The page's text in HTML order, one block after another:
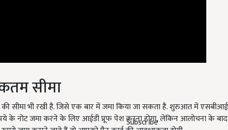
Subscribe
सीमा
भी रखी है. जिसे एक बार में जमा किया जा सकता है. शुरुआत में एसबीआई
के नोट जमा करने के लिए आईडी प्रूफ पेश करना होगा, लेकिन आलोचना के बाद
जमा कराने जाते हैं तो आपको पैन कार्ड की आवश्यकता होगी.